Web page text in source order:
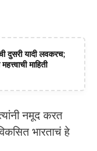
दुसरी यादी लवकरच;
माहिती
नमूद करत
भारताचं हे